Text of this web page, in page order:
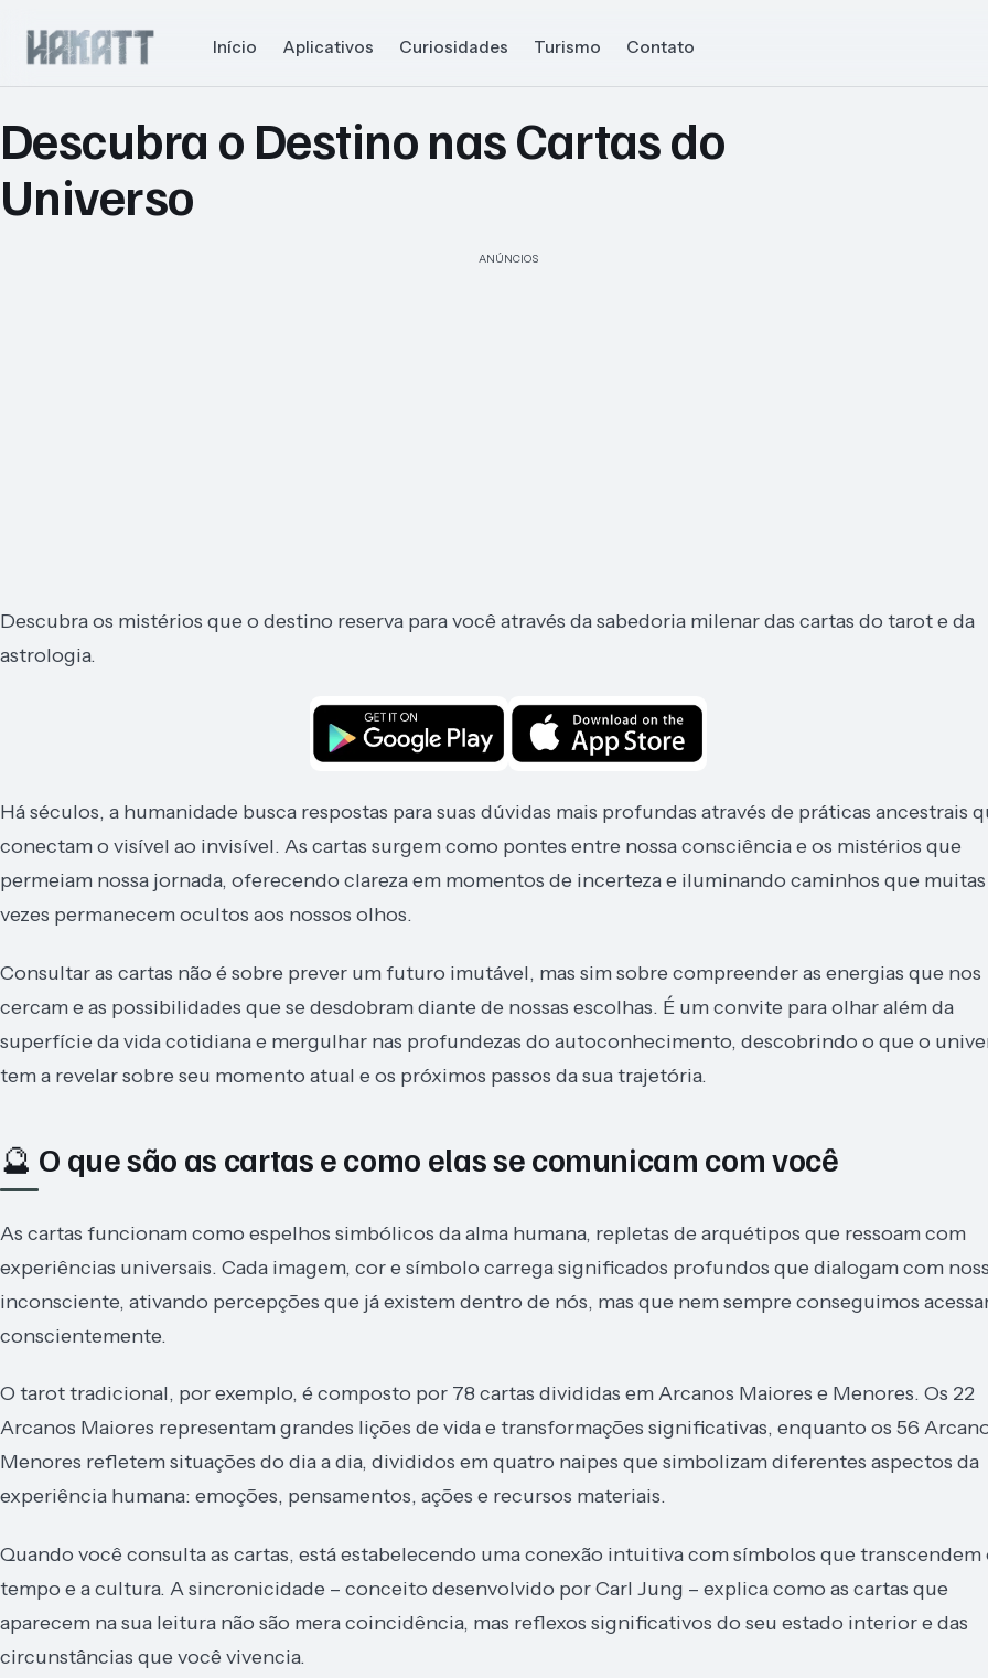
Início Aplicativos Curiosidades Turismo Contato
Descubra o Destino nas Cartas do
Universo
ANÚNCIOS
Descubra os mistérios que o destino reserva para você através da sabedoria milenar das cartas do tarot e da
astrologia.
Há séculos, a humanidade busca respostas para suas dúvidas mais profundas através de práticas ancestrais
conectam o visível ao invisível. As cartas surgem como pontes entre nossa consciência e os mistérios que
permeiam nossa jornada, oferecendo clareza em momentos de incerteza e iluminando caminhos que muitas
vezes permanecem ocultos aos nossos olhos.
Consultar as cartas não é sobre prever um futuro imutável, mas sim sobre compreender as energias que nos
cercam e as possibilidades que se desdobram diante de nossas escolhas. É um convite para olhar além da
superfície da vida cotidiana e mergulhar nas profundezas do autoconhecimento, descobrindo o que o
tem a revelar sobre seu momento atual e os próximos passos da sua trajetória.
🔮 O que são as cartas e como elas se comunicam com você
As cartas funcionam como espelhos simbólicos da alma humana, repletas de arquétipos que ressoam com
experiências universais. Cada imagem, cor e símbolo carrega significados profundos que dialogam com
inconsciente, ativando percepções que já existem dentro de nós, mas que nem sempre conseguimos
conscientemente.
O tarot tradicional, por exemplo, é composto por 78 cartas divididas em Arcanos Maiores e Menores. Os 22
Arcanos Maiores representam grandes lições de vida e transformações significativas, enquanto os 56
Menores refletem situações do dia a dia, divididos em quatro naipes que simbolizam diferentes aspectos da
experiência humana: emoções, pensamentos, ações e recursos materiais.
Quando você consulta as cartas, está estabelecendo uma conexão intuitiva com símbolos que transcendem
tempo e a cultura. A sincronicidade – conceito desenvolvido por Carl Jung – explica como as cartas que
aparecem na sua leitura não são mera coincidência, mas reflexos significativos do seu estado interior e das
circunstâncias que você vivencia.